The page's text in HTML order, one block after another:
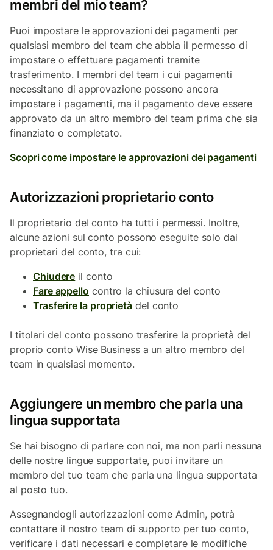
membri del mio team?
Puoi impostare le approvazioni dei pagamenti per
qualsiasi membro del team che abbia il permesso di
impostare o effettuare pagamenti tramite
trasferimento. I membri del team i cui pagamenti
necessitano di approvazione possono ancora
impostare i pagamenti, ma il pagamento deve essere
approvato da un altro membro del team prima che sia
finanziato o completato.
Scopri come impostare le approvazioni dei pagamenti
Autorizzazioni proprietario conto
Il proprietario del conto ha tutti i permessi. Inoltre,
alcune azioni sul conto possono eseguite solo dai
proprietari del conto, tra cui:
Chiudere il conto
Fare appello contro la chiusura del conto
Trasferire la proprietà del conto
I titolari del conto possono trasferire la proprietà del
proprio conto Wise Business a un altro membro del
team in qualsiasi momento.
Aggiungere un membro che parla una
lingua supportata
Se hai bisogno di parlare con noi, ma non parli nessuna
delle nostre lingue supportate, puoi invitare un
membro del tuo team che parla una lingua supportata
al posto tuo.
Assegnandogli autorizzazioni come Admin, potrà
contattare il nostro team di supporto per tuo conto,
verificare i dati necessari e completare le modifiche